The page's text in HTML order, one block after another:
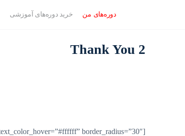
دوره‌‌های من خرید دوره‌های آموزشی
Thank You 2
[yith_ctpw_pdf_button title=”” bkg_color=”#dd9933″ bkg_color_hover=”#000″ text_color=”#ffffff” text_color_hover=”#ffffff” border_radius=”30″]